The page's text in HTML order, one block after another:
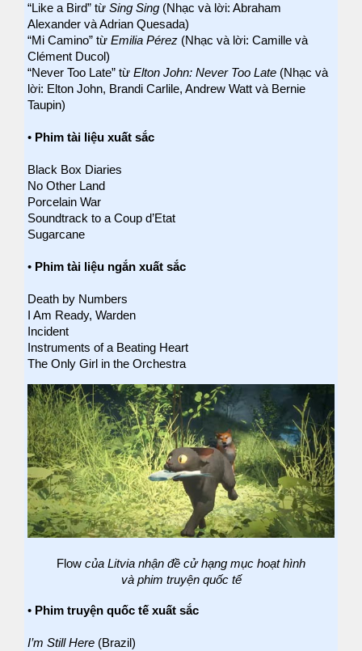
“Like a Bird” từ Sing Sing (Nhạc và lời: Abraham
Alexander và Adrian Quesada)
“Mi Camino” từ Emilia Pérez (Nhạc và lời: Camille và
Clément Ducol)
“Never Too Late” từ Elton John: Never Too Late (Nhạc và
lời: Elton John, Brandi Carlile, Andrew Watt và Bernie
Taupin)
• Phim tài liệu xuất sắc
Black Box Diaries
No Other Land
Porcelain War
Soundtrack to a Coup d’Etat
Sugarcane
• Phim tài liệu ngắn xuất sắc
Death by Numbers
I Am Ready, Warden
Incident
Instruments of a Beating Heart
The Only Girl in the Orchestra
Flow của Litvia nhận đề cử hạng mục hoạt hình
và phim truyện quốc tế
• Phim truyện quốc tế xuất sắc
I’m Still Here (Brazil)